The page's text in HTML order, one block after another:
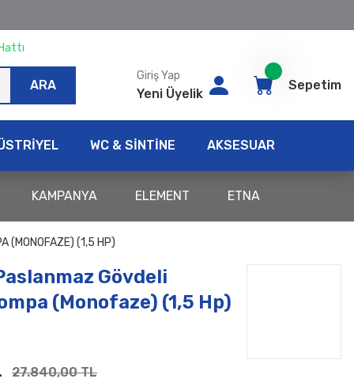
ARA
Giriş Yap
Yeni Üyelik
Sepetim
WC & SİNTİNE AKSESUAR
KAMPANYA ELEMENT ETNA
(MONOFAZE) (1,5 HP)
Gövdeli
(Monofaze) (1,5 Hp)
27.840,00 TL